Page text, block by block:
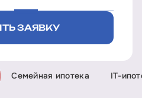
ЗАЯВКУ
Семейная ипотека IT-